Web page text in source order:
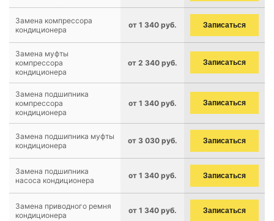
Замена компрессора
кондиционера
от 1 340 руб. Записаться
Замена муфты
компрессора
кондиционера
от 2 340 руб. Записаться
Замена подшипника
компрессора
кондиционера
от 1 340 руб. Записаться
Замена подшипника муфты
кондиционера
от 3 030 руб. Записаться
Замена подшипника
насоса кондиционера
от 1 340 руб. Записаться
Замена приводного ремня
кондиционера
от 1 340 руб. Записаться